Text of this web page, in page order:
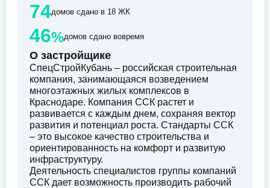
74домов сдано в 18 ЖК
46%домов сдано вовремя
О застройщике
СпецСтройКубань – российская строительная
компания, занимающаяся возведением
многоэтажных жилых комплексов в
Краснодаре. Компания ССК растет и
развивается с каждым днем, сохраняя вектор
развития и потенциал роста. Стандарты ССК
– это высокое качество строительства и
ориентированность на комфорт и развитую
инфраструктуру.
Деятельность специалистов группы компаний
ССК дает возможность производить рабочий